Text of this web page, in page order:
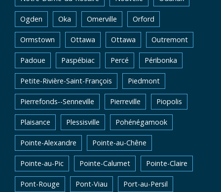
Ogden Oka Omerville Orford
Ormstown Ottawa Ottawa Outremont
Padoue Paspébiac Percé Péribonka
Petite-Rivière-Saint-François Piedmont
Pierrefonds--Senneville Pierreville Piopolis
Plaisance Plessisville Pohénégamook
Pointe-Alexandre Pointe-au-Chêne
Pointe-au-Pic Pointe-Calumet Pointe-Claire
Pont-Rouge Pont-Viau Port-au-Persil